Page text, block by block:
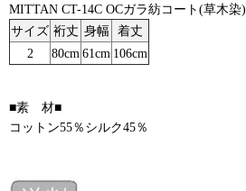
MITTAN CT-14C OCガラ紡コート(草木染)
サイズ 裄丈 身幅 着丈
2
80cm 61cm 106cm
■素 材■
コットン55％シルク45％